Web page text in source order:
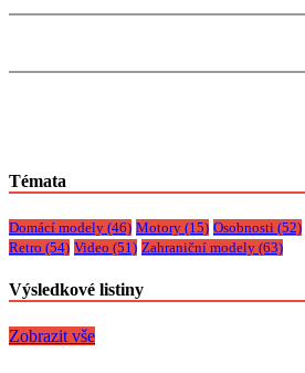
Témata
Domácí modely (46) Motory (15) Osobnosti (52)
Retro (54) Video (51) Zahraniční modely (63)
Výsledkové listiny
Zobrazit vše